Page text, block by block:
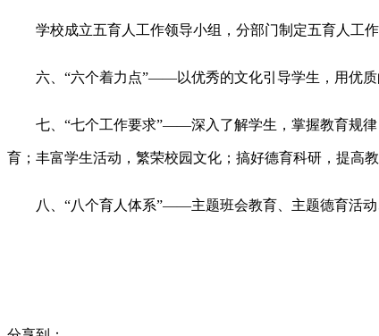
学校成立五育人工作领导小组，分部门制定五育人工
六、“六个着力点”——以优秀的文化引导学生，用优质
七、“七个工作要求”——深入了解学生，掌握教育规律
育；丰富学生活动，繁荣校园文化；搞好德育科研，提高教
八、“八个育人体系”——主题班会教育、主题德育活动